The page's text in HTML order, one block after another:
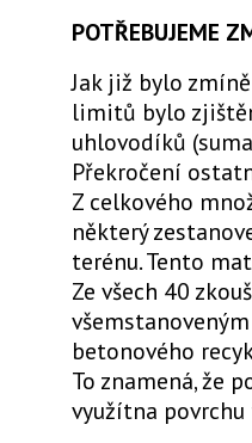
POTŘEBUJEME
Jak již bylo
limitů bylo
uhlovodíků
Překročení
Z celkového
některý
terénu. Tento
Ze všech 40
betonového
To znamená, že
využítna povrchu